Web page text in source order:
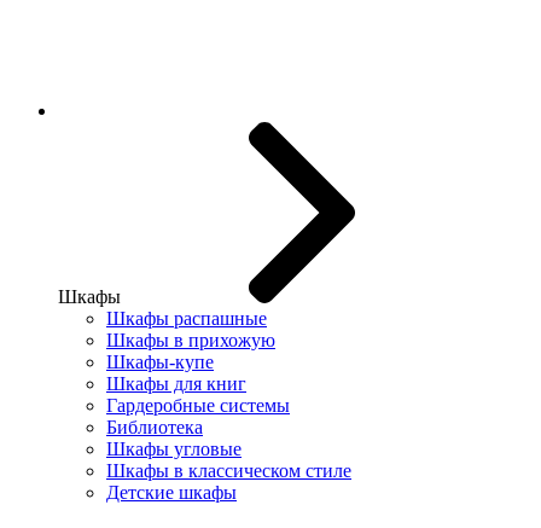
Шкафы
Шкафы распашные
Шкафы в прихожую
Шкафы-купе
Шкафы для книг
Гардеробные системы
Библиотека
Шкафы угловые
Шкафы в классическом стиле
Детские шкафы